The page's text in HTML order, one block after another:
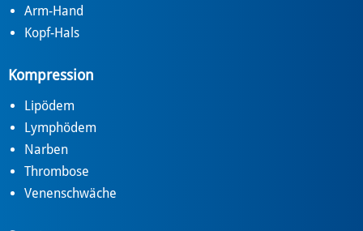
Arm-Hand
Kopf-Hals
Kompression
Lipödem
Lymphödem
Narben
Thrombose
Venenschwäche